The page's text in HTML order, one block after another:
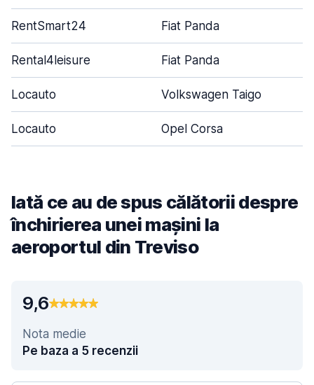
RentSmart24 Fiat Panda
Rental4leisure Fiat Panda
Locauto Volkswagen Taigo
Locauto Opel Corsa
Iată ce au de spus călătorii despre
închirierea unei mașini la
aeroportul din Treviso
9,6
Nota medie
Pe baza a 5 recenzii